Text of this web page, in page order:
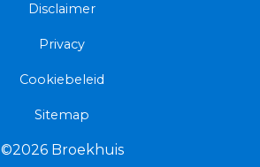
Disclaimer
Privacy
Cookiebeleid
Sitemap
©2026 Broekhuis